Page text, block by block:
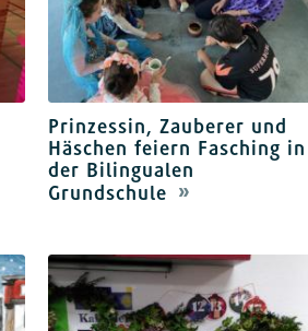
Prinzessin, Zauberer und
Häschen feiern Fasching in
der Bilingualen
Grundschule